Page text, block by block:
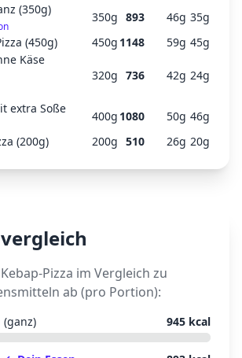
(350g)
350g 893 46g 35g
(450g)
450g 1148 59g 45g
Käse
320g 736 42g 24g
extra Soße
400g 1080 50g 46g
(200g)
200g 510 26g 20g
Kebap-Pizza im Vergleich zu
ab (pro Portion):
(ganz) 945 kcal